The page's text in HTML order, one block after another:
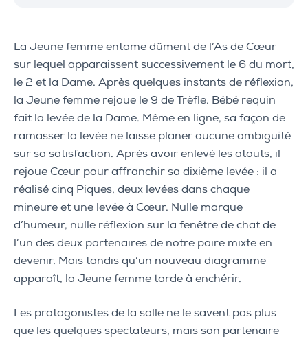
La Jeune femme entame dûment de l’As de Cœur
sur lequel apparaissent successivement le 6 du mort,
le 2 et la Dame. Après quelques instants de réflexion,
la Jeune femme rejoue le 9 de Trèfle. Bébé requin
fait la levée de la Dame. Même en ligne, sa façon de
ramasser la levée ne laisse planer aucune ambiguïté
sur sa satisfaction. Après avoir enlevé les atouts, il
rejoue Cœur pour affranchir sa dixième levée : il a
réalisé cinq Piques, deux levées dans chaque
mineure et une levée à Cœur. Nulle marque
d’humeur, nulle réflexion sur la fenêtre de chat de
l’un des deux partenaires de notre paire mixte en
devenir. Mais tandis qu’un nouveau diagramme
apparaît, la Jeune femme tarde à enchérir.
Les protagonistes de la salle ne le savent pas plus
que les quelques spectateurs, mais son partenaire